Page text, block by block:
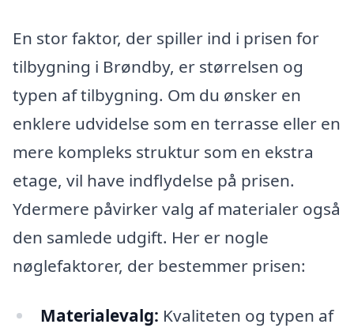
En stor faktor, der spiller ind i prisen for
tilbygning i Brøndby, er størrelsen og
typen af tilbygning. Om du ønsker en
enklere udvidelse som en terrasse eller en
mere kompleks struktur som en ekstra
etage, vil have indflydelse på prisen.
Ydermere påvirker valg af materialer også
den samlede udgift. Her er nogle
nøglefaktorer, der bestemmer prisen:
Materialevalg: Kvaliteten og typen af